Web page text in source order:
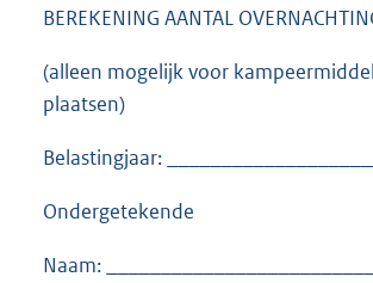
BEREKENING AANTAL
(alleen mogelijk voor
plaatsen)
Belastingjaar:
Ondergetekende
Naam: